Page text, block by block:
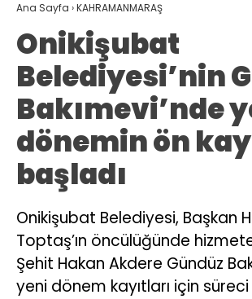
Ana Sayfa ›KAHRAMANMARAŞ
Onikişubat
Belediyesi’nin
Bakımevi’nde
dönemin ön
başladı
Onikişubat Belediyesi, Başkan
Toptaş’ın öncülüğünde
Şehit Hakan Akdere Gündüz
yeni dönem kayıtları için